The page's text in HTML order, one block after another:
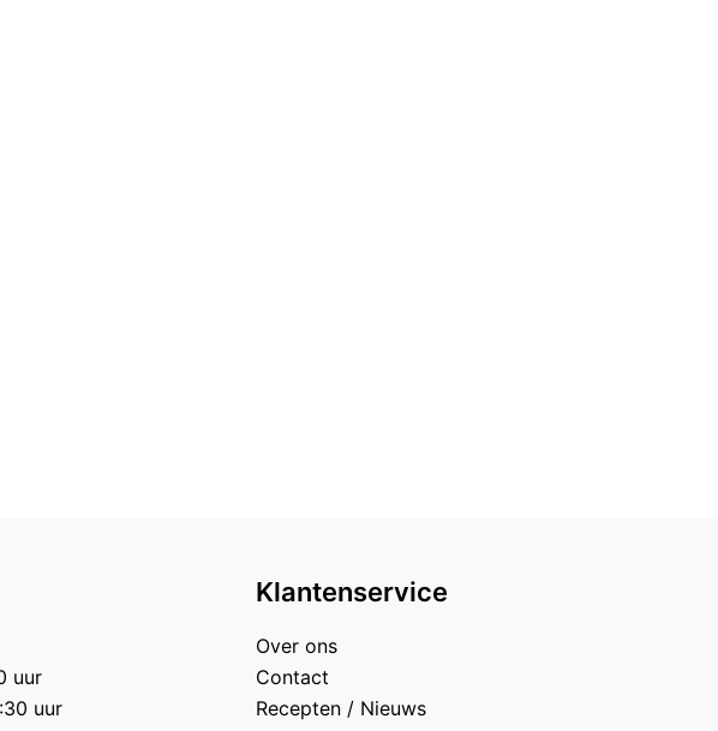
uur
uur
Klantenservice
Over ons
Contact
Recepten / Nieuws